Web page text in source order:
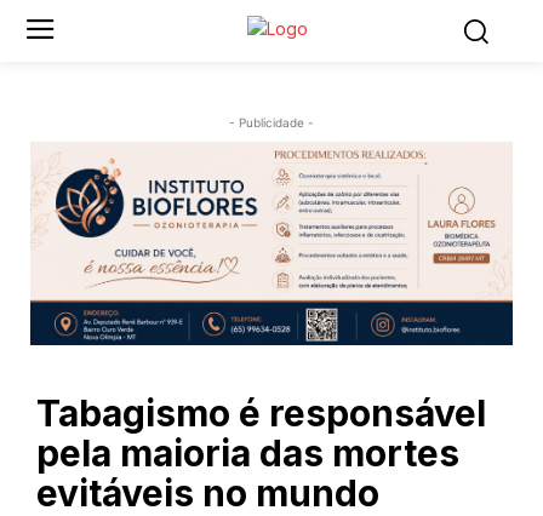
- Publicidade -
Tabagismo é responsável
pela maioria das mortes
evitáveis no mundo